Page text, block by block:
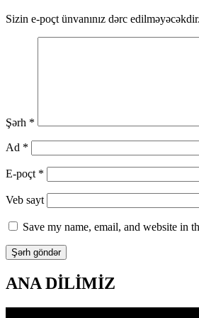
naviqasiya
Sizin e-poçt ünvanınız dərc edilməyəcəkdir.
Şərh *
Ad *
E-poçt *
Veb sayt
Save my name, email, and website in
ANA DİLİMİZ